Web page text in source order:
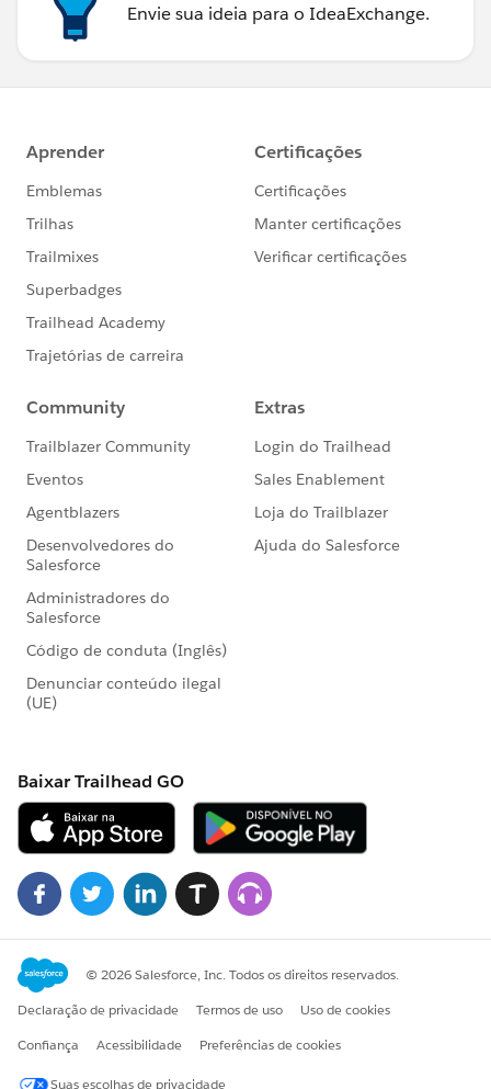
Envie sua ideia para o IdeaExchange.